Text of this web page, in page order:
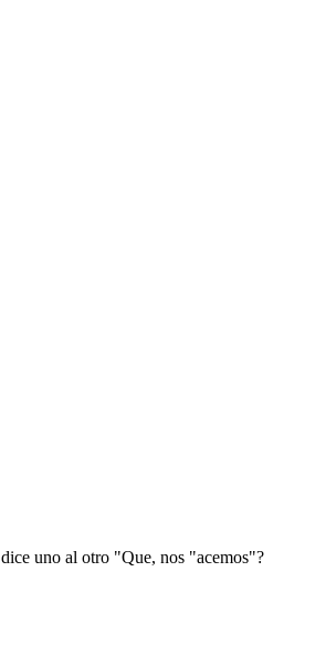
uno al otro "Que, nos "acemos"?